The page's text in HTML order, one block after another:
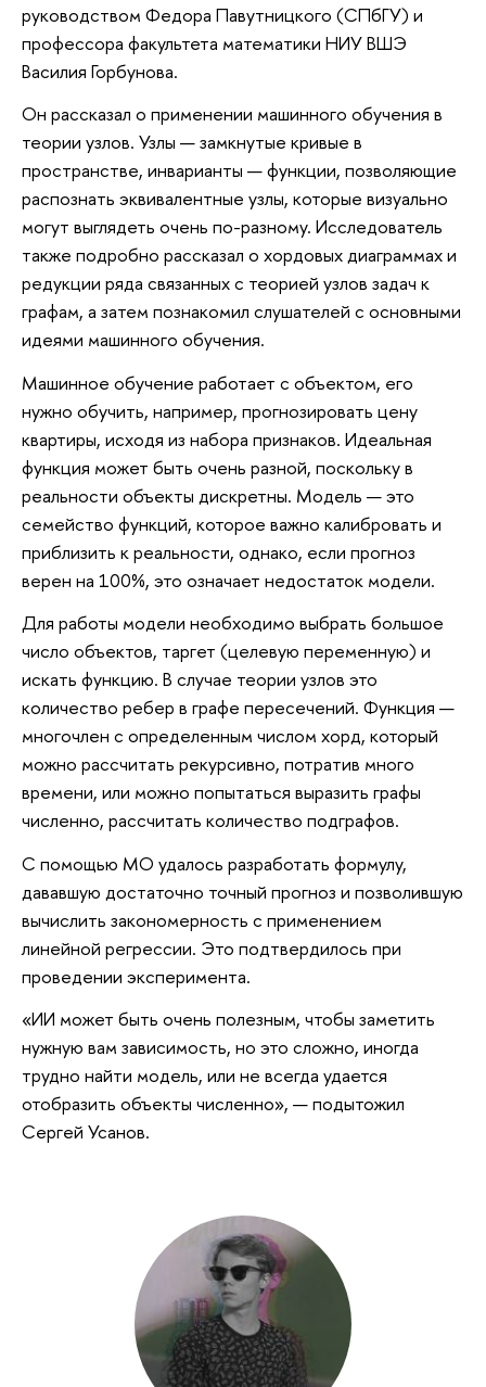
руководством Федора Павутницкого (СПбГУ) и
профессора факультета математики НИУ ВШЭ
Василия Горбунова.
Он рассказал о применении машинного обучения в
теории узлов. Узлы — замкнутые кривые в
пространстве, инварианты — функции, позволяющие
распознать эквивалентные узлы, которые визуально
могут выглядеть очень по-разному. Исследователь
также подробно рассказал о хордовых диаграммах и
редукции ряда связанных с теорией узлов задач к
графам, а затем познакомил слушателей с основными
идеями машинного обучения.
Машинное обучение работает с объектом, его
нужно обучить, например, прогнозировать цену
квартиры, исходя из набора признаков. Идеальная
функция может быть очень разной, поскольку в
реальности объекты дискретны. Модель — это
семейство функций, которое важно калибровать и
приблизить к реальности, однако, если прогноз
верен на 100%, это означает недостаток модели.
Для работы модели необходимо выбрать большое
число объектов, таргет (целевую переменную) и
искать функцию. В случае теории узлов это
количество ребер в графе пересечений. Функция —
многочлен с определенным числом хорд, который
можно рассчитать рекурсивно, потратив много
времени, или можно попытаться выразить графы
численно, рассчитать количество подграфов.
С помощью МО удалось разработать формулу,
дававшую достаточно точный прогноз и позволившую
вычислить закономерность с применением
линейной регрессии. Это подтвердилось при
проведении эксперимента.
«ИИ может быть очень полезным, чтобы заметить
нужную вам зависимость, но это сложно, иногда
трудно найти модель, или не всегда удается
отобразить объекты численно», — подытожил
Сергей Усанов.